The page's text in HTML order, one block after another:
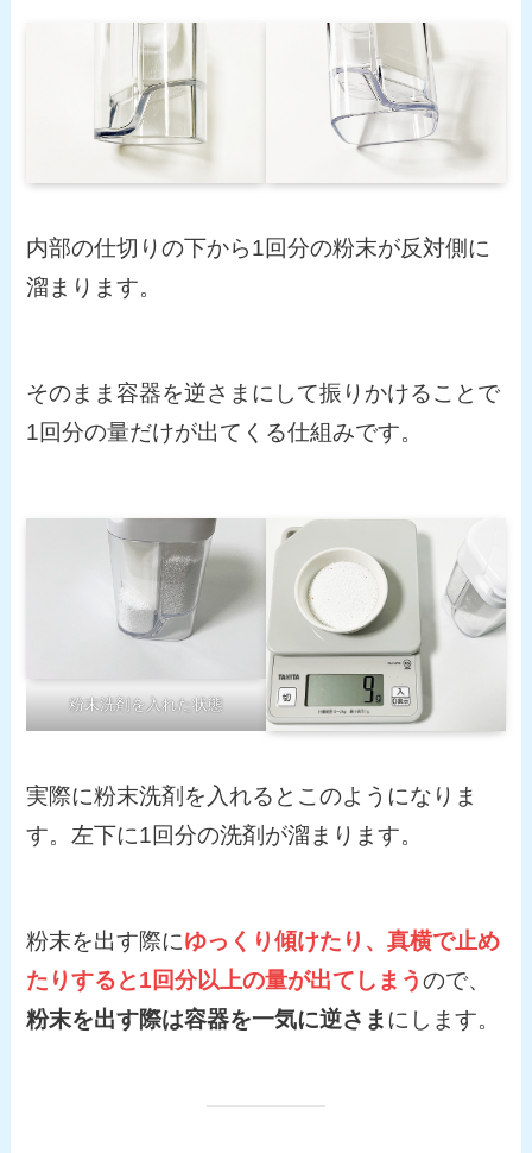
内部の仕切りの下から1回分の粉末が反対側に
溜まります。
そのまま容器を逆さまにして振りかけることで
1回分の量だけが出てくる仕組みです。
粉末洗剤を入れた状態
実際に粉末洗剤を入れるとこのようになりま
す。左下に1回分の洗剤が溜まります。
粉末を出す際にゆっくり傾けたり、真横で止め
たりすると1回分以上の量が出てしまうので、
粉末を出す際は容器を一気に逆さま にします。